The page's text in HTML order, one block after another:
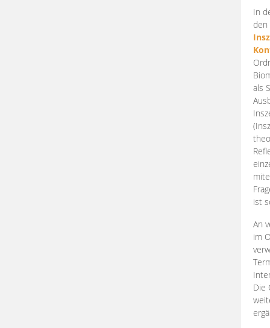
In
den
als
ist
An
im
Die